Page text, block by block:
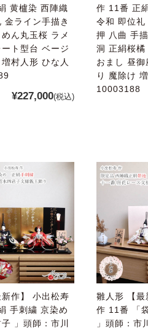
黄櫨染 西陣織
金ライン手描き
ん丸玉桜 ラメ
ト型台 ベージ
村人形 ひな人
¥227,000(税込)
作 11番 正
令和 即位
押 八曲 手
洞 正絹桜橘
おまし 昼
り 魔除け
10003188
作】 小出松寿
手刺繍 京染め
子 」頭師：市川
雛人形 【最
作 11番 「
」頭師：市